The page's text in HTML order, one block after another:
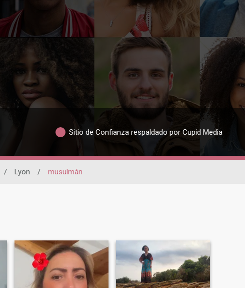
Sitio de Confianza respaldado por Cupid Media
/ Lyon / musulmán